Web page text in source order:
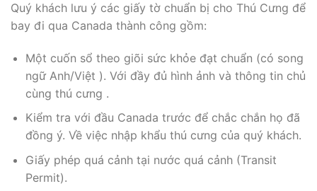
Quý khách lưu ý các giấy tờ chuẩn bị cho Thú Cưng để
bay đi qua Canada thành công gồm:
Một cuốn sổ theo giõi sức khỏe đạt chuẩn (có song
ngữ Anh/Việt ). Với đầy đủ hình ảnh và thông tin chủ
cùng thú cưng .
Kiểm tra với đầu Canada trước để chắc chắn họ đã
đồng ý. Về việc nhập khẩu thú cưng của quý khách.
Giấy phép quá cảnh tại nước quá cảnh (Transit
Permit).